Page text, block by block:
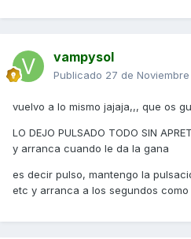
vampysol
Publicado 27 de
vuelvo a lo mismo jajaja,,, que os
LO DEJO PULSADO TODO SIN
y arranca cuando le da la gana
es decir pulso, mantengo la
etc y arranca a los segundos